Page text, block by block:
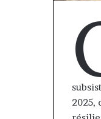
2025,
Afri Insurance
Insurance :